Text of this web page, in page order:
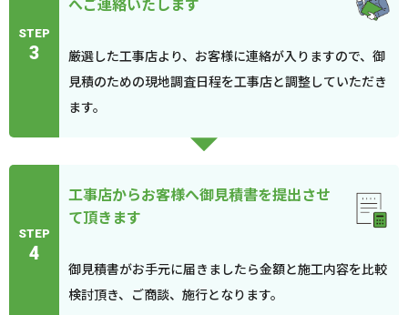
STEP
3
厳選した工事店より、お客様に連絡が入りますので、御
見積のための現地調査日程を工事店と調整していただき
ます。
STEP
4
工事店からお客様へ御見積書を提出させ
て頂きます
御見積書がお手元に届きましたら金額と施工内容を比較
検討頂き、ご商談、施行となります。